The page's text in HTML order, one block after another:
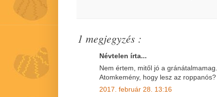
1 megjegyzés :
Névtelen írta...
Nem értem, mitől jó a gránátalmamag.
Atomkemény, hogy lesz az roppanós?
2017. február 28. 13:16